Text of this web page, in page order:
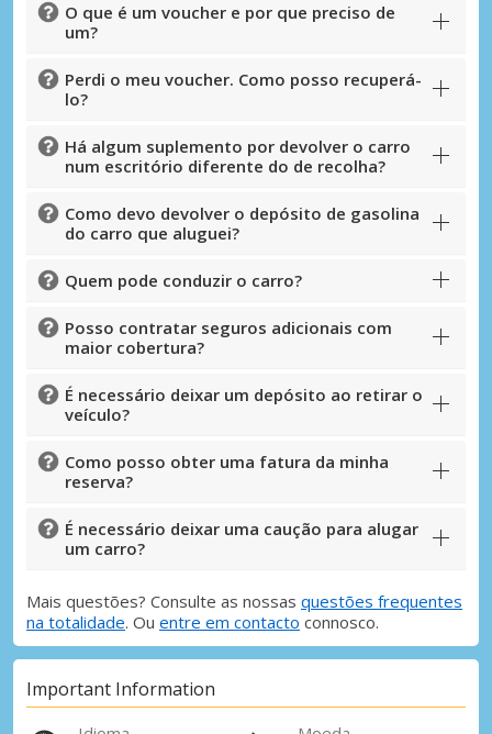
O que é um voucher e por que preciso de
um?
Perdi o meu voucher. Como posso recuperá-
lo?
Há algum suplemento por devolver o carro
num escritório diferente do de recolha?
Como devo devolver o depósito de gasolina
do carro que aluguei?
Quem pode conduzir o carro?
Posso contratar seguros adicionais com
maior cobertura?
É necessário deixar um depósito ao retirar o
veículo?
Como posso obter uma fatura da minha
reserva?
É necessário deixar uma caução para alugar
um carro?
Mais questões? Consulte as nossas questões frequentes
na totalidade. Ou entre em contacto connosco.
Important Information